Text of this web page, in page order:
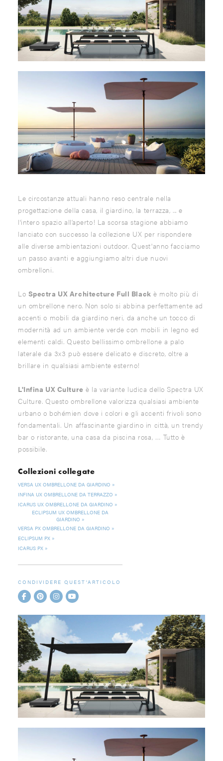
Le circostanze attuali hanno reso centrale nella
progettazione della casa, il giardino, la terrazza, ... e
l'intero spazio all’aperto! La scorsa stagione abbiamo
lanciato con successo la collezione UX per rispondere
alle diverse ambientazioni outdoor. Quest'anno facciamo
un passo avanti e aggiungiamo altri due nuovi
ombrelloni.
Lo Spectra UX Architecture Full Black è molto più di
un ombrellone nero. Non solo si abbina perfettamente ad
accenti o mobili da giardino neri, da anche un tocco di
modernità ad un ambiente verde con mobili in legno ed
elementi caldi. Questo bellissimo ombrellone a palo
laterale da 3x3 può essere delicato e discreto, oltre a
brillare in qualsiasi ambiente esterno!
L'Infina UX Culture è la variante ludica dello Spectra UX
Culture. Questo ombrellone valorizza qualsiasi ambiente
urbano o bohémien dove i colori e gli accenti frivoli sono
fondamentali. Un affascinante giardino in città, un trendy
bar o ristorante, una casa da piscina rosa, … Tutto è
possibile.
Collezioni collegate
VERSA UX OMBRELLONE DA GIARDINO
INFINA UX OMBRELLONE DA TERRAZZO
ICARUS UX OMBRELLONE DA GIARDINO
ECLIPSUM UX OMBRELLONE DA
GIARDINO
VERSA PX OMBRELLONE DA GIARDINO
ECLIPSUM PX
ICARUS PX
CONDIVIDERE QUEST'ARTICOLO